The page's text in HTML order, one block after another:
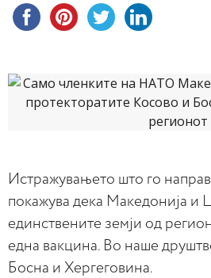
Истражувањето што го
покажува дека Македонија и
единствените земји од
една вакцина. Во наше
Босна и Хергеговина.